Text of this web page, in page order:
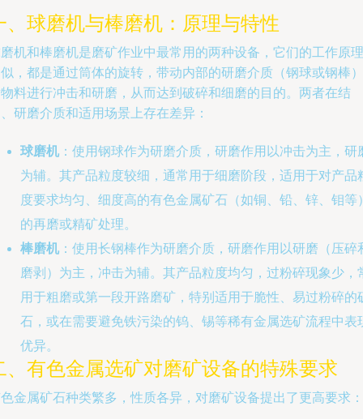
、球磨机与棒磨机：原理与特性
机和棒磨机是磨矿作业中最常用的两种设备，它们的工作原理
，都是通过筒体的旋转，带动内部的研磨介质（钢球或钢棒）
料进行冲击和研磨，从而达到破碎和细磨的目的。两者在结
研磨介质和适用场景上存在差异：
球磨机 ：使用钢球作为研磨介质，研磨作用以冲击为主，研
为辅。其产品粒度较细，通常用于细磨阶段，适用于对产品
度要求均匀、细度高的有色金属矿石（如铜、铅、锌、钼等
的再磨或精矿处理。
棒磨机 ：使用长钢棒作为研磨介质，研磨作用以研磨（压碎
磨剥）为主，冲击为辅。其产品粒度均匀，过粉碎现象少，
用于粗磨或第一段开路磨矿，特别适用于脆性、易过粉碎的
石，或在需要避免铁污染的钨、锡等稀有金属选矿流程中表
优异。
、有色金属选矿对磨矿设备的特殊要求
金属矿石种类繁多，性质各异，对磨矿设备提出了更高要求：